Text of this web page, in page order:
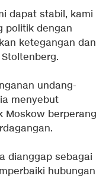
dapat stabil, kami
politik dengan
ketegangan dan
undang-
menyebut
Moskow berperang
dianggap sebagai
hubungan